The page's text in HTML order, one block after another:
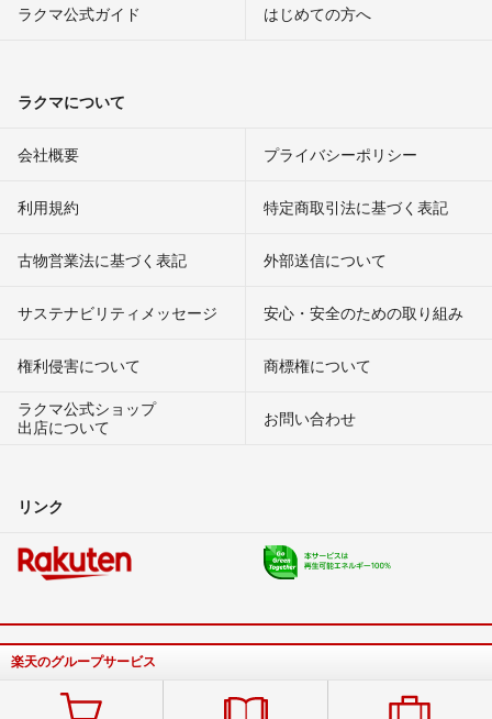
ラクマ公式ガイド はじめての方へ
ラクマについて
会社概要 プライバシーポリシー
利用規約 特定商取引法に基づく表記
古物営業法に基づく表記 外部送信について
サステナビリティメッセージ 安心・安全のための取り組み
権利侵害について
商標権について
ラクマ公式ショップ
出店について
お問い合わせ
リンク
楽天のグループサービス